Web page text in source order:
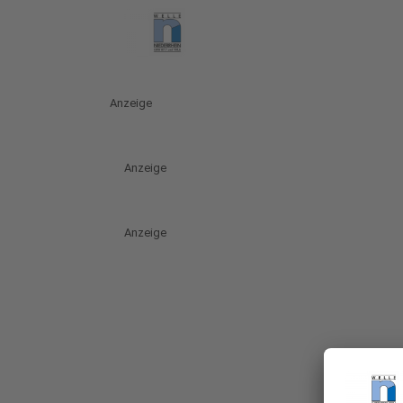
Anzeige
Anzeige
Anzeige